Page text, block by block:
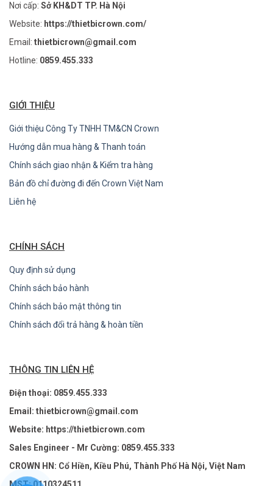
Nơi cấp: Sở KH&DT TP. Hà Nội
Website: https://thietbicrown.com/
Email: thietbicrown@gmail.com
Hotline: 0859.455.333
GIỚI THIỆU
Giới thiệu Công Ty TNHH TM&CN Crown
Hướng dẫn mua hàng & Thanh toán
Chính sách giao nhận & Kiểm tra hàng
Bản đồ chỉ đường đi đến Crown Việt Nam
Liên hệ
CHÍNH SÁCH
Quy định sử dụng
Chính sách bảo hành
Chính sách bảo mật thông tin
Chính sách đổi trả hàng & hoàn tiền
THÔNG TIN LIÊN HỆ
Điện thoại: 0859.455.333
Email: thietbicrown@gmail.com
Website: https://thietbicrown.com
Sales Engineer - Mr Cường: 0859.455.333
CROWN HN: Cổ Hiền, Kiều Phú, Thành Phố Hà Nội, Việt Nam
MST: 0110324511